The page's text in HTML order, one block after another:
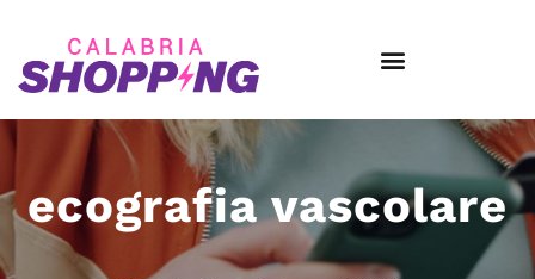
ecografia vascolare